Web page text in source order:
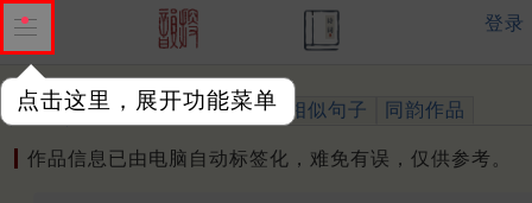
点击这里，展开功能菜单
登录
作品 标注四声 出处、引用 相似句子 同韵作品
作品信息已由电脑自动标签化，难免有误，仅供参考。